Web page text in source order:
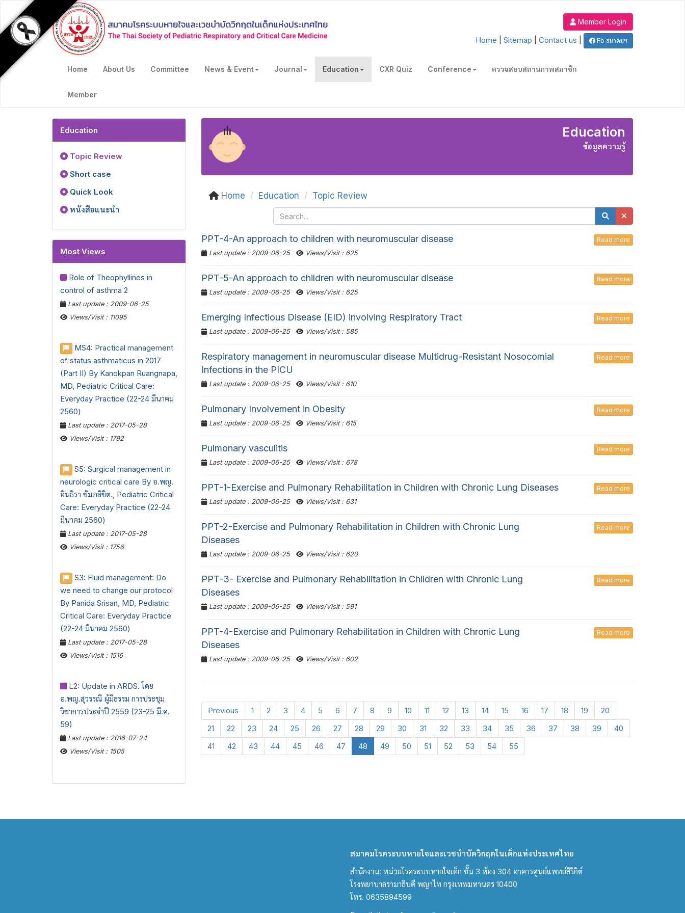
Member Login
Home Sitemap Contact us Fb สมาคมฯ
Home About Us Committee News & Event Journal Education CXR Quiz Conference ตรวจสอบสถานภาพสมาชิก
Member
Education
Topic Review
Short case
Quick Look
หนังสือแนะนำ
Most Views
Role of Theophyllines in
control of asthma 2
Last update : 2009-06-25
Views/Visit : 11095
MS4: Practical management
of status asthmaticus in 2017
(Part II) By Kanokpan Ruangnapa,
MD, Pediatric Critical Care:
Everyday Practice (22-24 มีนาคม
2560)
Last update : 2017-05-28
Views/Visit : 1792
S5: Surgical management in
neurologic critical care By อ.พญ.
อินธิรา ขัมภลิขิต., Pediatric Critical
Care: Everyday Practice (22-24
มีนาคม 2560)
Last update : 2017-05-28
Views/Visit : 1756
S3: Fluid management: Do
we need to change our protocol
By Panida Srisan, MD, Pediatric
Critical Care: Everyday Practice
(22-24 มีนาคม 2560)
Last update : 2017-05-28
Views/Visit : 1516
L2: Update in ARDS. โดย
อ.พญ.สุวรรณี ผู้มีธรรม การประชุม
วิชาการประจำปี 2559 (23-25 มี.ค.
59)
Last update : 2016-07-24
Views/Visit : 1505
Education
ข้อมูลความรู้
Home Education Topic Review
PPT-4-An approach to children with neuromuscular disease
Last update : 2009-06-25 Views/Visit : 625
Read more
PPT-5-An approach to children with neuromuscular disease
Last update : 2009-06-25 Views/Visit : 625
Read more
Emerging Infectious Disease (EID) involving Respiratory Tract
Last update : 2009-06-25 Views/Visit : 585
Read more
Respiratory management in neuromuscular disease Multidrug-Resistant Nosocomial
Infections in the PICU
Last update : 2009-06-25 Views/Visit : 610
Read more
Pulmonary Involvement in Obesity
Last update : 2009-06-25 Views/Visit : 615
Read more
Pulmonary vasculitis
Last update : 2009-06-25 Views/Visit : 678
Read more
PPT-1-Exercise and Pulmonary Rehabilitation in Children with Chronic Lung Diseases
Last update : 2009-06-25 Views/Visit : 631
Read more
PPT-2-Exercise and Pulmonary Rehabilitation in Children with Chronic Lung
Diseases
Last update : 2009-06-25 Views/Visit : 620
Read more
PPT-3- Exercise and Pulmonary Rehabilitation in Children with Chronic Lung
Diseases
Last update : 2009-06-25 Views/Visit : 591
Read more
PPT-4-Exercise and Pulmonary Rehabilitation in Children with Chronic Lung
Diseases
Last update : 2009-06-25 Views/Visit : 602
Read more
Previous 1 2 3 4 5 6 7 8 9 10 11 12 13 14 15 16 17 18 19
20
21
22 23 24 25 26 27 28 29 30 31 32 33 34 35 36 37 38 39
40
41
42 43 44 45 46 47 48 49 50 51 52 53 54 55
สมาคมโรคระบบหายใจและเวชบำบัดวิกฤตในเด็กแห่งประเทศไทย
สำนักงาน: หน่วยโรคระบบหายใจเด็ก ชั้น 3 ห้อง 304 อาคารศูนย์แพทย์สิริกิต์
โรงพยาบาลรามาธิบดี พญาไท กรุงเทพมหานคร 10400
โทร. 0635894599